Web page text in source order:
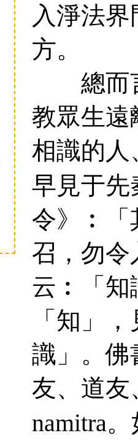
入淨法
方。
總而言
教眾生遠
相識的人
早見于先
令》︰「
召，勿令
云︰「
「知」
識」。佛
友、道友
namitra